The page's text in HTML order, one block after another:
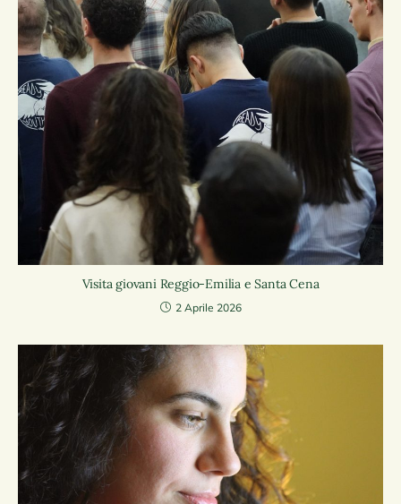
Visita giovani Reggio-Emilia e Santa Cena
2 Aprile 2026